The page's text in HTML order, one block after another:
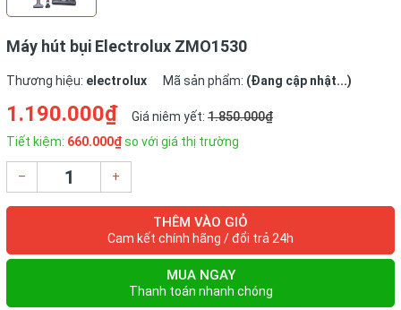
Máy hút bụi Electrolux ZMO1530
Thương hiệu: electrolux Mã sản phẩm: (Đang cập nhật...)
1.190.000₫ Giá niêm yết: 1.850.000₫
Tiết kiệm: 660.000₫so với giá thị trường
– +
THÊM VÀO GIỎ
Cam kết chính hãng / đổi trả 24h
MUA NGAY
Thanh toán nhanh chóng